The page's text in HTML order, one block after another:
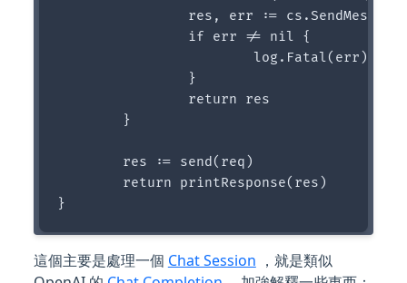
這個主要是處理一個 Chat Session ，就是類似